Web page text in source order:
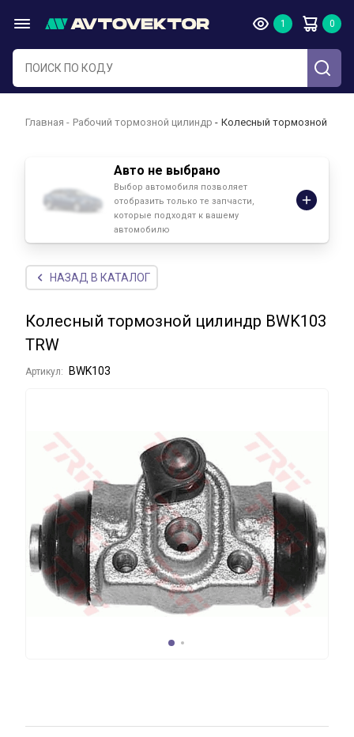
Главная Рабочий тормозной цилиндр Колесный тормозной
Авто не выбрано
Выбор автомобиля позволяет
отобразить только те запчасти,
которые подходят к вашему
автомобилю
НАЗАД В КАТАЛОГ
Колесный тормозной цилиндр BWK103
TRW
Артикул: BWK103